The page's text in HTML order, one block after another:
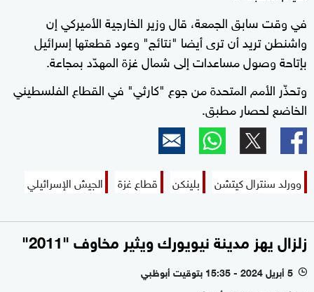
في وقت سابق الجمعة، قال وزير الخارجية الأميركي إن
واشنطن تريد أن ترى أيضا "نتائج" وعود قطعتها إسرائيل
بإتاحة وصول مساعدات إلى شمال غزة المهدّد بمجاعة.
وتحذّر الأمم المتحدة من جوع "كارثي" في القطاع الفلسطيني
الخاضع لحصار مطبق.
وورلد سنترال كيتشن بلينكن قطاع غزة الجيش الإسرائيلي
زلزال يهز مدينة نيويورك ويثير مخاوف "2011"
l 5 أبريل 2024 - 15:35 بتوقيت أبوظبي